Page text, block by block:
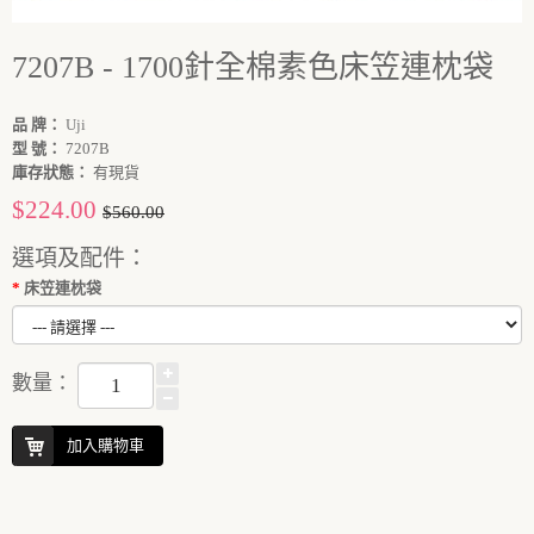
7207B - 1700針全棉素色床笠連枕袋
品 牌： Uji
型 號： 7207B
庫存狀態： 有現貨
$224.00 $560.00
選項及配件：
床笠連枕袋
數量：
加入購物車